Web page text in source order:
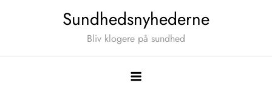
Sundhedsnyhederne
Bliv klogere på sundhed